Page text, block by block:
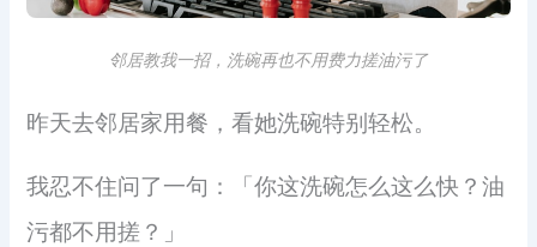
邻居教我一招，洗碗再也不用费力搓油污了
昨天去邻居家用餐，看她洗碗特别轻松。
我忍不住问了一句：「你这洗碗怎么这么快？油
污都不用搓？」